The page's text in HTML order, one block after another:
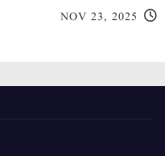
NOV 23, 2025